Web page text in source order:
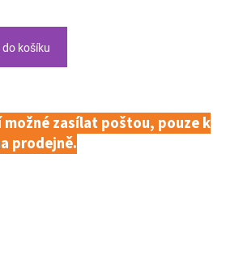
košíku
zasílat poštou, pouze k
prodejně.